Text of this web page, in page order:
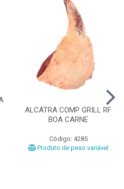
ALCATRA COMP GRILL RF
BOA CARNE
Código: 4285
Produto de peso variável